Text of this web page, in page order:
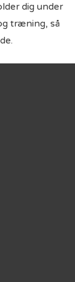
dig under
træning, så
.